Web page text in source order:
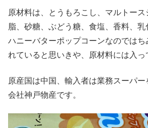
原材料は、とうもろこし、マルトー
脂、砂糖、ぶどう糖、食塩、香料、乳
ハニーバターポップコーンなのでは
れていると思いきや、原材料には入っ
原産国は中国、輸入者は業務スーパ
会社神戸物産です。